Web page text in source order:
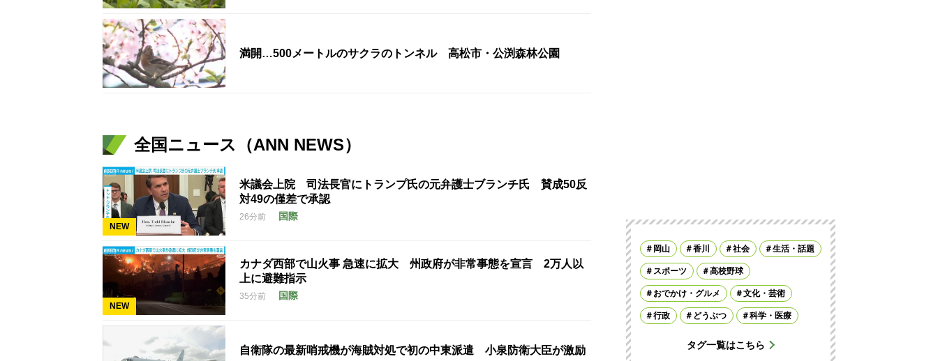
満開…500メートルのサクラのトンネル 高松市・公渕森林公園
全国ニュース（ANN NEWS）
NEW
米議会上院 司法長官にトランプ氏の元弁護士ブランチ氏 賛成50反
対49の僅差で承認
26分前 国際
NEW
カナダ西部で山火事 急速に拡大 州政府が非常事態を宣言 2万人以
上に避難指示
35分前 国際
自衛隊の最新哨戒機が海賊対処で初の中東派遣 小泉防衛大臣が激励
岡山 香川 社会 生活・話題
スポーツ 高校野球
おでかけ・グルメ 文化・芸術
行政 どうぶつ 科学・医療
タグ一覧はこちら